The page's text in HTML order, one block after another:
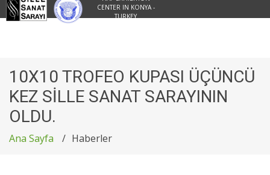
CENTER IN KONYA -
TURKEY
10X10 TROFEO KUPASI ÜÇÜNCÜ
KEZ SİLLE SANAT SARAYININ
OLDU.
Ana Sayfa Haberler